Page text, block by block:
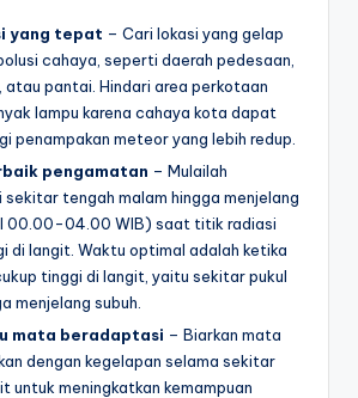
yang tepat – Cari lokasi yang gelap
cahaya, seperti daerah pedesaan,
atau pantai. Hindari area perkotaan
lampu karena cahaya kota dapat
penampakan meteor yang lebih redup.
pengamatan – Mulailah
sekitar tengah malam hingga menjelang
00.00-04.00 WIB) saat titik radiasi
di langit. Waktu optimal adalah ketika
tinggi di langit, yaitu sekitar pukul
menjelang subuh.
mata beradaptasi – Biarkan mata
dengan kegelapan selama sekitar
untuk meningkatkan kemampuan